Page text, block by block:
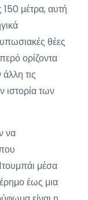
μέτρα, αυτή
θέες
ορίζοντα
τις
ιστορία των
να
μέσα
έως μια